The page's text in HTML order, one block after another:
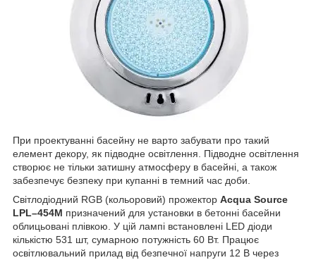
При проектуванні басейну не варто забувати про такий
елемент декору, як підводне освітлення. Підводне освітлення
створює не тільки затишну атмосферу в басейні, а також
забезпечує безпеку при купанні в темний час доби.
Світлодіодний RGB (кольоровий) прожектор Acqua Source
LPL–454M призначений для установки в бетонні басейни
облицьовані плівкою. У цій лампі встановлені LED діоди
кількістю 531 шт, сумарною потужність 60 Вт. Працює
освітлювальний прилад від безпечної напруги 12 В через